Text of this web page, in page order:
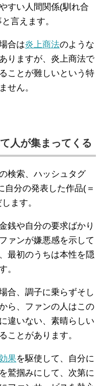
すい人間関係(馴れ合
言えます。
合は炎上商法のような
りますが、炎上商法で
ことが難しいという特
せん。
人が集まってくる
検索、ハッシュタグ
自分の発表した作品(＝
ます。
銭や自分の要求ばかり
ァンが嫌悪感を示して
最初のうちは本性を隠
。
合、調子に乗らずそし
ら、ファンの人はこの
違いない、素晴らしい
ことがあります。
果を駆使して、自分に
鷲掴みにして、次第に